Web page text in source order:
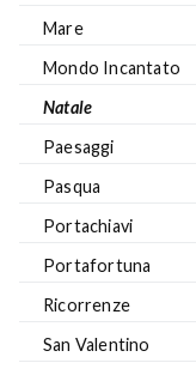
Mare
Mondo Incantato
Natale
Paesaggi
Pasqua
Portachiavi
Portafortuna
Ricorrenze
San Valentino